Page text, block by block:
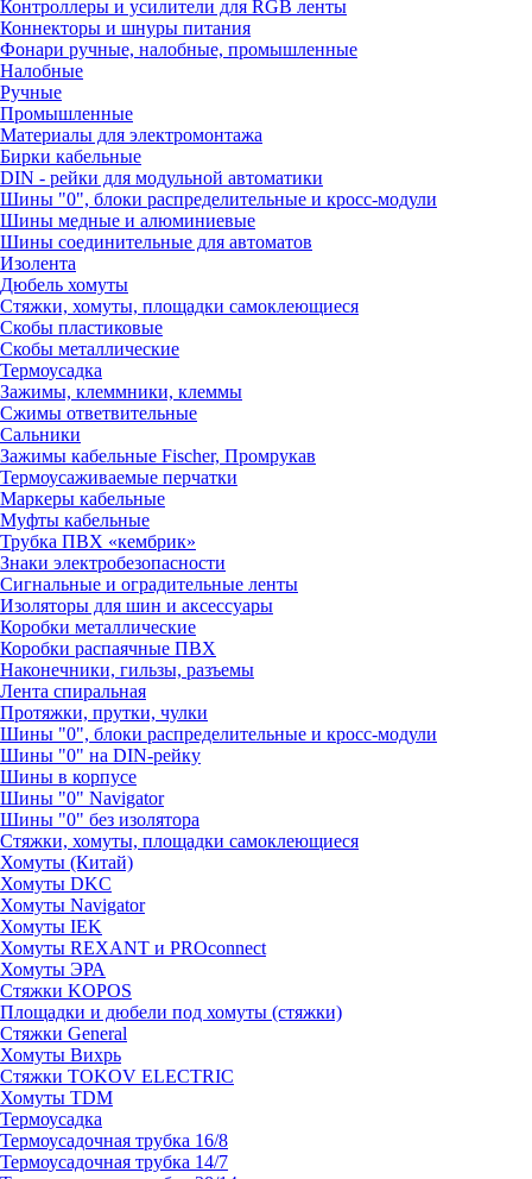
Контроллеры и усилители для RGB ленты
Коннекторы и шнуры питания
Фонари ручные, налобные, промышленные
Налобные
Ручные
Промышленные
Материалы для электромонтажа
Бирки кабельные
DIN - рейки для модульной автоматики
Шины "0", блоки распределительные и кросс-модули
Шины медные и алюминиевые
Шины соединительные для автоматов
Изолента
Дюбель хомуты
Стяжки, хомуты, площадки самоклеющиеся
Скобы пластиковые
Скобы металлические
Термоусадка
Зажимы, клеммники, клеммы
Сжимы ответвительные
Сальники
Зажимы кабельные Fischer, Промрукав
Термоусаживаемые перчатки
Маркеры кабельные
Муфты кабельные
Трубка ПВХ «кембрик»
Знаки электробезопасности
Сигнальные и оградительные ленты
Изоляторы для шин и аксессуары
Коробки металлические
Коробки распаячные ПВХ
Наконечники, гильзы, разъемы
Лента спиральная
Протяжки, прутки, чулки
Шины "0", блоки распределительные и кросс-модули
Шины "0" на DIN-рейку
Шины в корпусе
Шины "0" Navigator
Шины "0" без изолятора
Стяжки, хомуты, площадки самоклеющиеся
Хомуты (Китай)
Хомуты DKC
Хомуты Navigator
Хомуты IEK
Хомуты REXANT и PROconnect
Хомуты ЭРА
Стяжки KOPOS
Площадки и дюбели под хомуты (стяжки)
Стяжки General
Хомуты Вихрь
Стяжки TOKOV ELECTRIC
Хомуты TDM
Термоусадка
Термоусадочная трубка 16/8
Термоусадочная трубка 14/7